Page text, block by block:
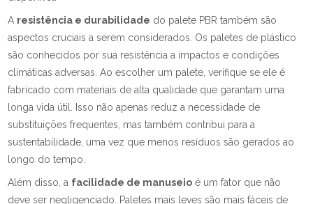
A resistência e durabilidade do palete PBR também são
aspectos cruciais a serem considerados. Os paletes de plástico
são conhecidos por sua resistência a impactos e condições
climáticas adversas. Ao escolher um palete, verifique se ele é
fabricado com materiais de alta qualidade que garantam uma
longa vida útil. Isso não apenas reduz a necessidade de
substituições frequentes, mas também contribui para a
sustentabilidade, uma vez que menos resíduos são gerados ao
longo do tempo.
Além disso, a facilidade de manuseio é um fator que não
deve ser negligenciado. Paletes mais leves são mais fáceis de